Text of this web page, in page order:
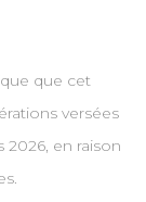
que cet
versées
en raison